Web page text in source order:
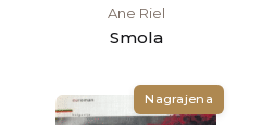
Ane Riel
Smola
Nagrajena